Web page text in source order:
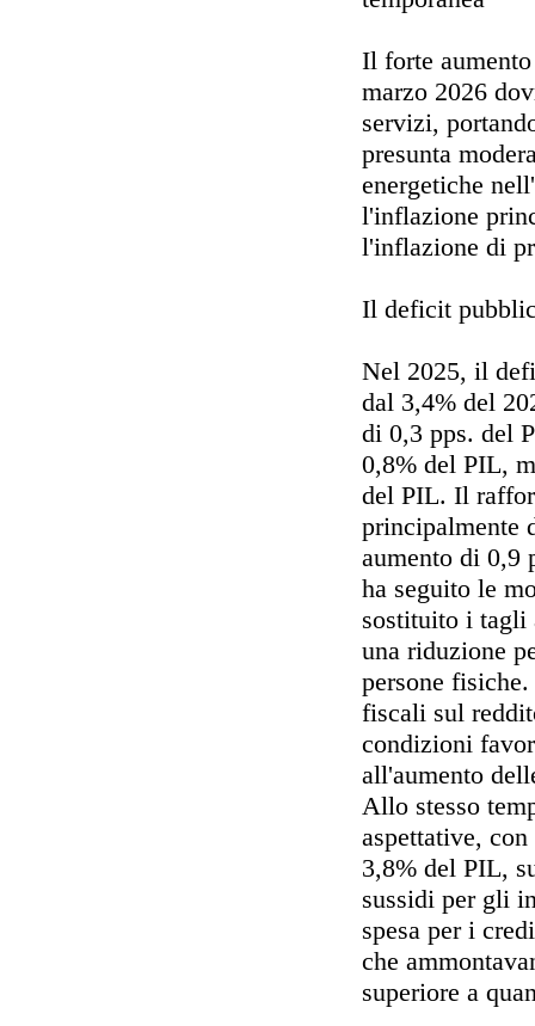
Il forte
marzo 2026
servizi,
presunta
energetiche
l'inflazione
l'inflazione di
Il deficit
Nel 2025, il
dal 3,4% del
di 0,3 pps. del
0,8% del PIL,
del PIL. Il
principalmente
aumento di 0,9
ha seguito le
sostituito i tagli
una riduzione
persone
fiscali sul
condizioni
all'aumento
Allo stesso
aspettative,
3,8% del PIL,
sussidi per gli
spesa per i
che
superiore a